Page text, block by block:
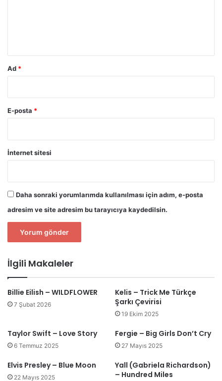
Ad *
E-posta *
İnternet sitesi
Daha sonraki yorumlarımda kullanılması için adım, e-posta
adresim ve site adresim bu tarayıcıya kaydedilsin.
İlgili Makaleler
Billie Eilish – WILDFLOWER
7 Şubat 2026
Kelis – Trick Me Türkçe
Şarkı Çevirisi
19 Ekim 2025
Taylor Swift – Love Story
6 Temmuz 2025
Fergie – Big Girls Don’t Cry
27 Mayıs 2025
Elvis Presley – Blue Moon
22 Mayıs 2025
Yall (Gabriela Richardson)
– Hundred Miles